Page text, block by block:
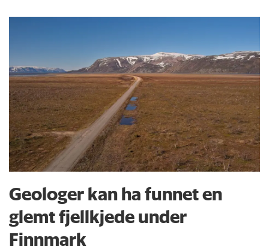
Geologer kan ha funnet en
glemt fjellkjede under
Finnmark